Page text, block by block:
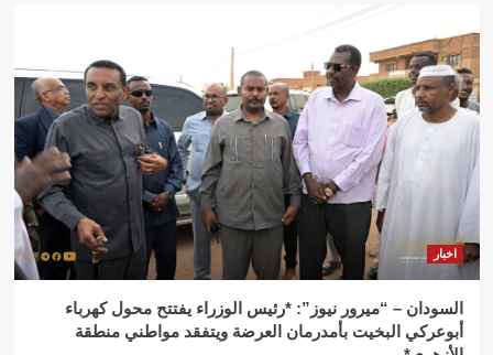
اخبار
السودان – “ميرور نيوز”: *رئيس الوزراء يفتتح محول كهرباء
أبوعركي البخيت بأمدرمان العرضة ويتفقد مواطني منطقة